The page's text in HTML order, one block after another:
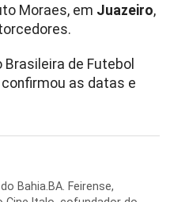
Moraes, em Juazeiro,
de Futebol
confirmou as datas e
Bahia.BA. Feirense,